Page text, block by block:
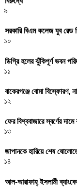
৯
সরকারি বিএম কলেজ যুব রেড
১০
ডিগ্রি হলের ঝুঁকিপূর্ণ ভবন
১১
বাকেরগঞ্জে বোমা বিস্ফোরণ,
১২
ফের বিশ্ববাজারে স্বর্ণের
১৩
জাপানকে হারিয়ে শেষ
১৪
আল-আরাফাহ্ ইসলামী